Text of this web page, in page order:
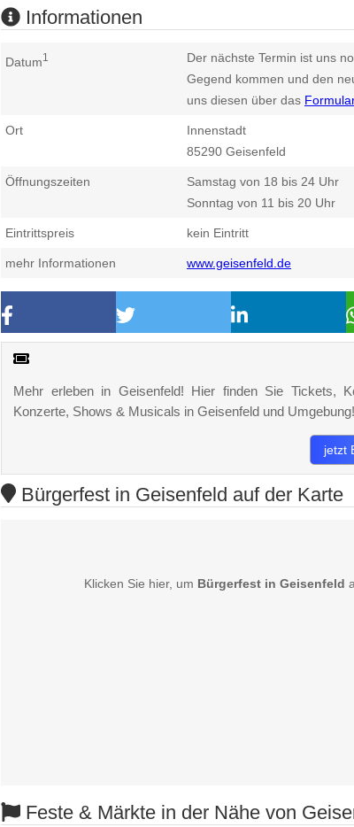
Informationen
Datum1
Der nächste Termin ist uns
Gegend kommen und den
uns diesen über das
Ort
Innenstadt
85290 Geisenfeld
Öffnungszeiten
Samstag von 18 bis 24 Uhr
Sonntag von 11 bis 20 Uhr
Eintrittspreis kein Eintritt
mehr Informationen www.geisenfeld.de
Mehr erleben in Geisenfeld! Hier finden Sie Tickets,
Konzerte, Shows & Musicals in Geisenfeld und Umgebung!
jetzt
Bürgerfest in Geisenfeld auf der Karte
Klicken Sie hier, um Bürgerfest in Geisenfeld
Feste & Märkte in der Nähe von